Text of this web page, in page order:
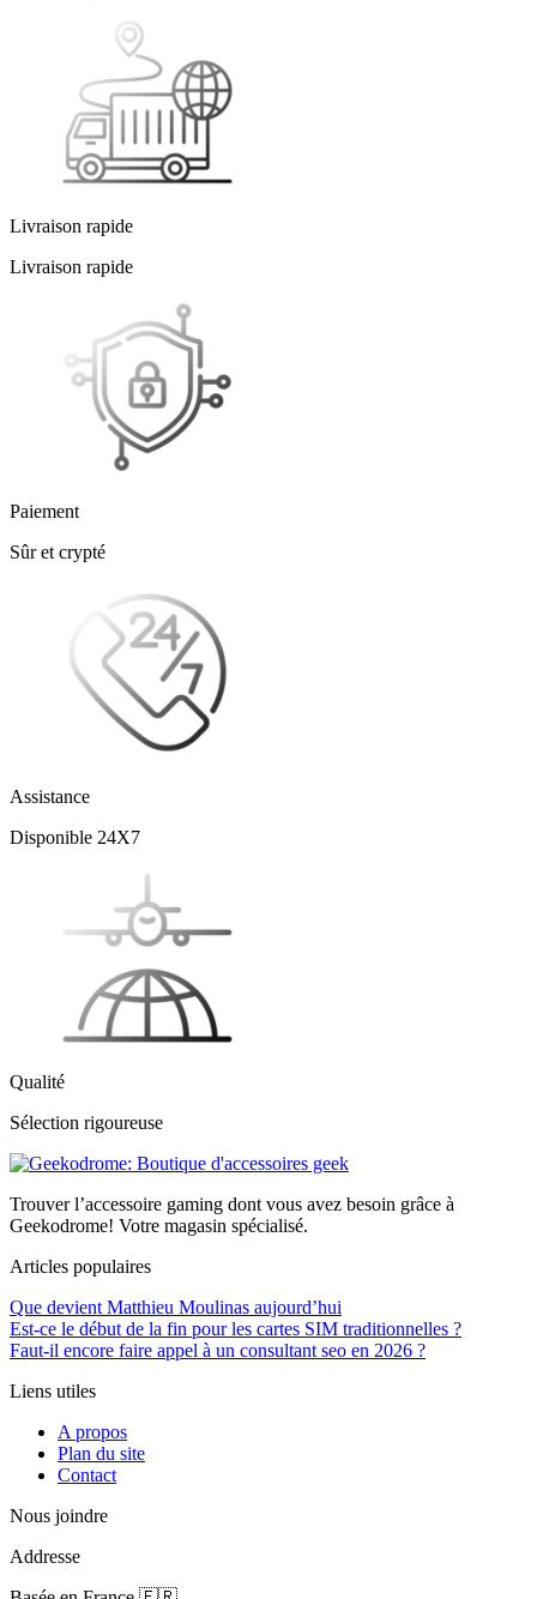
Livraison rapide
Livraison rapide
Paiement
Sûr et crypté
Assistance
Disponible 24X7
Qualité
Sélection rigoureuse
Trouver l’accessoire gaming dont vous avez besoin grâce à
Geekodrome! Votre magasin spécialisé.
Articles populaires
Que devient Matthieu Moulinas aujourd’hui
Est-ce le début de la fin pour les cartes SIM traditionnelles ?
Faut-il encore faire appel à un consultant seo en 2026 ?
Liens utiles
A propos
Plan du site
Contact
Nous joindre
Addresse